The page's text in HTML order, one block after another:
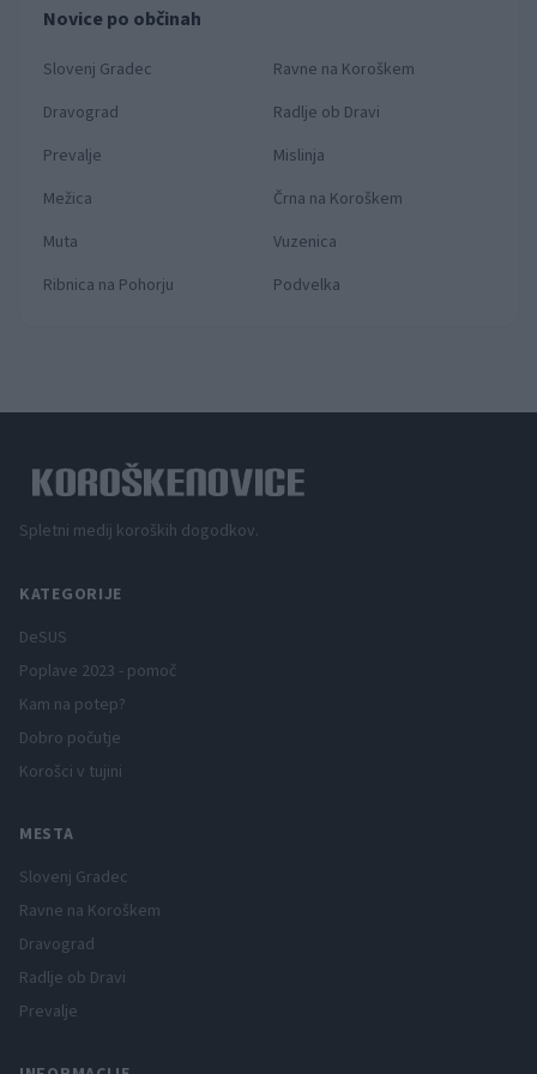
Novice po občinah
Slovenj Gradec
Ravne na Koroškem
Dravograd
Radlje ob Dravi
Prevalje
Mislinja
Mežica
Črna na Koroškem
Muta
Vuzenica
Ribnica na Pohorju
Podvelka
Spletni medij koroških dogodkov.
KATEGORIJE
DeSUS
Poplave 2023 - pomoč
Kam na potep?
Dobro počutje
Korošci v tujini
MESTA
Slovenj Gradec
Ravne na Koroškem
Dravograd
Radlje ob Dravi
Prevalje